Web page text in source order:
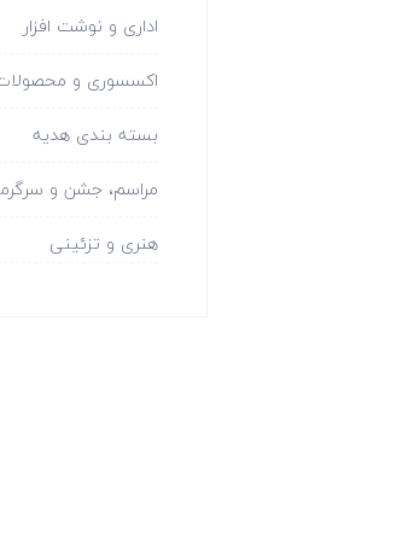
اداری و نوشت افزار
اکسسوری و
بسته بندی هدیه
مراسم، جشن و
هنری و تزئینی